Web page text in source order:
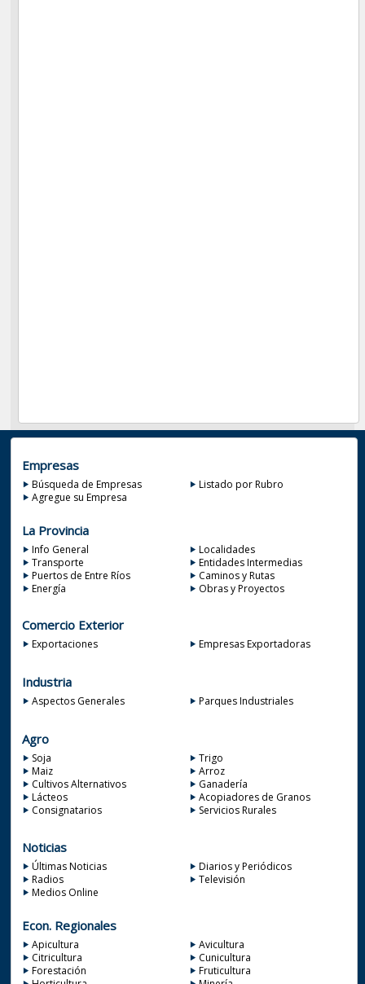
Empresas
Búsqueda de Empresas
Listado por Rubro
Agregue su Empresa
La Provincia
Info General
Localidades
Transporte
Entidades Intermedias
Puertos de Entre Ríos
Caminos y Rutas
Energía
Obras y Proyectos
Comercio Exterior
Exportaciones Empresas Exportadoras
Industria
Aspectos Generales Parques Industriales
Agro
Soja
Trigo
Maiz
Arroz
Cultivos Alternativos
Ganadería
Lácteos
Acopiadores de Granos
Consignatarios
Servicios Rurales
Noticias
Últimas Noticias
Diarios y Periódicos
Radios
Televisión
Medios Online
Econ. Regionales
Apicultura
Avicultura
Citricultura
Cunicultura
Forestación
Fruticultura